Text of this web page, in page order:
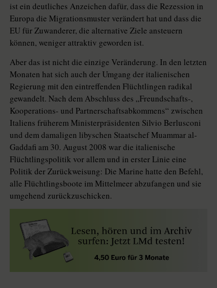
ist ein deutliches Anzeichen dafür, dass die Rezession in
Europa die Migrationsmuster verändert hat und dass die
EU für Zuwanderer, die alternative Ziele ansteuern
können, weniger attraktiv geworden ist.
Aber das ist nicht die einzige Veränderung. In den letzten
Monaten hat sich auch der Umgang der italienischen
Regierung mit den eintreffenden Flüchtlingen radikal
gewandelt. Nach dem Abschluss des „Freundschafts-,
Kooperations- und Partnerschaftsabkommens“ zwischen
Italiens früherem Ministerpräsidenten Silvio Berlusconi
und dem damaligen libyschen Staatschef Muammar al-
Gaddafi am 30. August 2008 war die italienische
Flüchtlingspolitik vor allem und in erster Linie eine
Politik der Zurückweisung: Die Marine hatte den Befehl,
alle Flüchtlingsboote im Mittelmeer abzufangen und sie
umgehend zurückzuschicken.